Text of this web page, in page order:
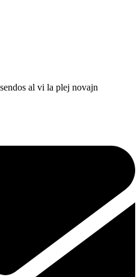
al vi la plej novajn